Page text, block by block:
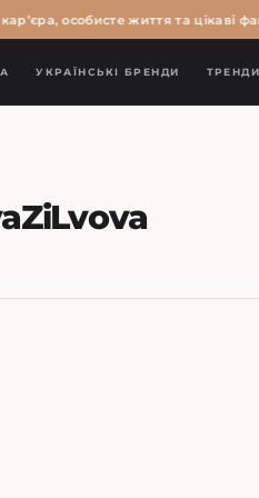
особисте життя та цікаві
УКРАЇНСЬКІ БРЕНДИ ТРЕНДИ